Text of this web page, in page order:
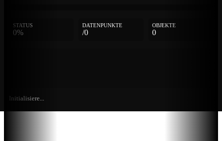
STATUS
0%
DATENPUNKTE
/0
OBJEKTE
0
Initialisiere...